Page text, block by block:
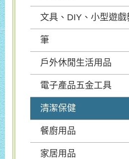
文具、DIY、小型遊戲
筆
戶外休閒生活用品
電子產品五金工具
清潔保健
餐廚用品
家居用品